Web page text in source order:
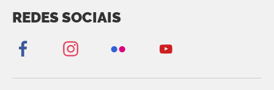
REDES SOCIAIS